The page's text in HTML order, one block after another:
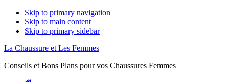
Skip to primary navigation
Skip to main content
Skip to primary sidebar
La Chaussure et Les Femmes
Conseils et Bons Plans pour vos Chaussures Femmes